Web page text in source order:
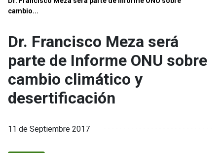
cambio...
Dr. Francisco Meza será
parte de Informe ONU sobre
cambio climático y
desertificación
11 de Septiembre 2017